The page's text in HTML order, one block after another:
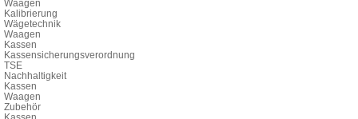
Waagen
Kalibrierung
Wägetechnik
Waagen
Kassen
Kassensicherungsverordnung
TSE
Nachhaltigkeit
Kassen
Waagen
Zubehör